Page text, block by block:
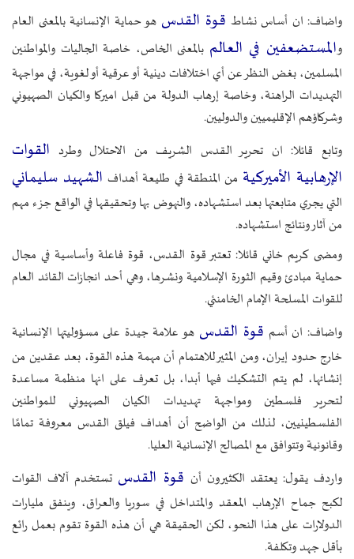
واضاف: ان أساس نشاط قوة القدس هو حماية الإنسانية بالمعنى العام
والمستضعفين في العالم بالمعنى الخاص، خاصة الجاليات والمواطنين
المسلمين، بغض النظر عن أي اختلافات دينية أو عرقية أو لغوية، في مواجهة
التهديدات الراهنة، وخاصة إرهاب الدولة من قبل اميركا والكيان الصهيوني
وشركاؤهم الإقليميين والدوليين.
وتابع قائلا: ان تحرير القدس الشريف من الاحتلال وطرد القوات
الإرهابية الأميركية من المنطقة في طليعة أهداف الشهيد سليماني
التي يجري متابعتها بعد استشهاده، والنهوض بها وتحقيقها في الواقع جزء مهم
من آثار ونتائج استشهاده.
ومضى كريم خاني قائلا: تعتبر قوة القدس، قوة فاعلة وأساسية في مجال
حماية مبادئ وقيم الثورة الإسلامية ونشرها، وهي أحد انجازات القائد العام
للقوات المسلحة الإمام الخامنئي.
واضاف: ان أسم قوة القدس هو علامة جيدة على مسؤوليتها الإنسانية
خارج حدود إيران، ومن المثير للاهتمام أن مهمة هذه القوة، بعد عقدين من
إنشائها، لم يتم التشكيك فيها أبدا، بل تعرف على انها منظمة مساعدة
لتحرير فلسطين ومواجهة تهديدات الكيان الصهيوني للمواطنين
الفلسطينيين، لذلك من الواضح أن أهداف فيلق القدس معروفة تمامًا
وقانونية وتتوافق مع المصالح الإنسانية العليا.
واردف يقول: يعتقد الكثيرون أن قوة القدس تستخدم آلاف القوات
لكبح جماح الإرهاب المعقد والمتداخل في سوريا والعراق، وينفق مليارات
الدولارات على هذا النحو، لكن الحقيقة هي أن هذه القوة تقوم بعمل رائع
بأقل جهد وتكلفة.